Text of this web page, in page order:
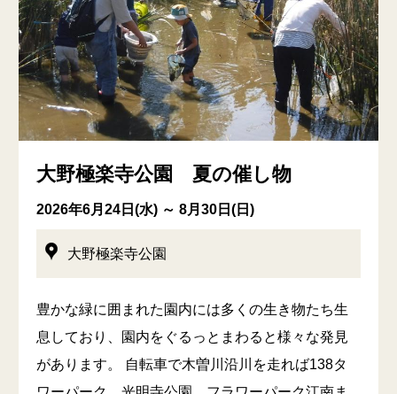
大野極楽寺公園 夏の催し物
2026年6月24日(水) ～ 8月30日(日)
大野極楽寺公園
豊かな緑に囲まれた園内には多くの生き物たち生
息しており、園内をぐるっとまわると様々な発見
があります。 自転車で木曽川沿川を走れば138タ